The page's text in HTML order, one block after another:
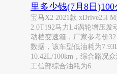
里多少钱(7月8日
宝马X2 2021款 xDrive25i
2.0T192马力L4涡轮增压发
动档变速箱，厂家参考价
数据，该车型低油耗为
10.42L/100km，综合路况
工信部综合油耗为6.